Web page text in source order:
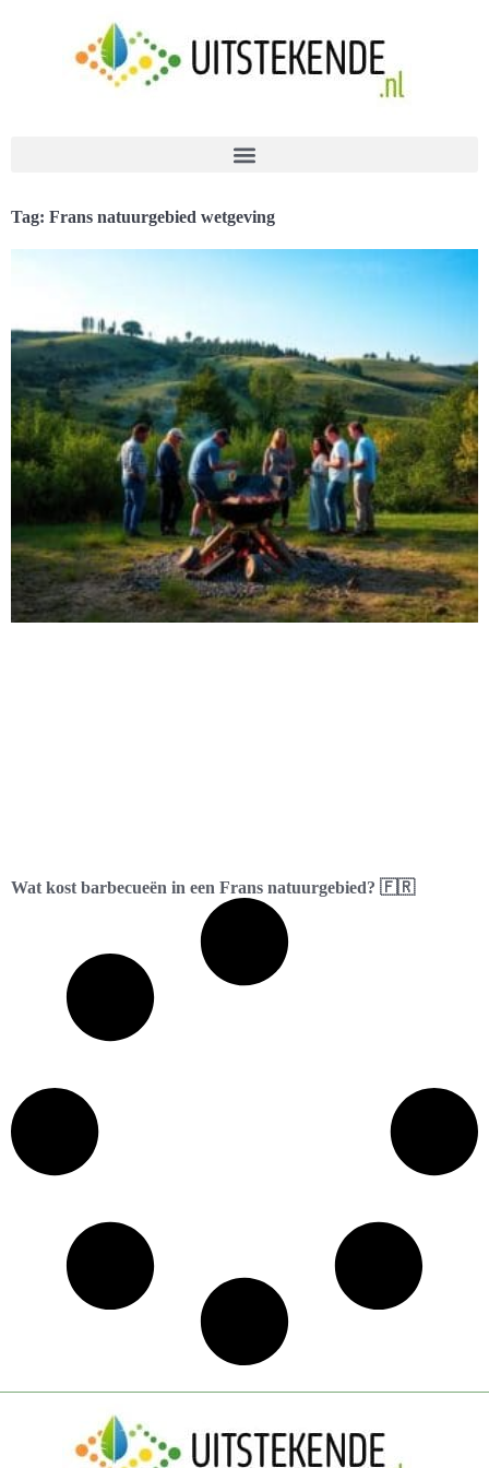
Tag: Frans natuurgebied wetgeving
Wat kost barbecueën in een Frans natuurgebied? 🇫🇷